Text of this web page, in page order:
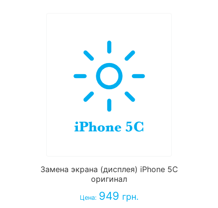
Замена экрана (дисплея) iPhone 5C
оригинал
Цена: 949 грн.